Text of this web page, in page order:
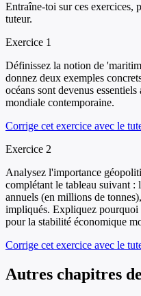
Entraîne-toi sur ces exercices,
tuteur.
Exercice 1
Définissez la notion de
donnez deux exemples
océans sont devenus
mondiale contemporaine.
Corrige cet exercice avec le
Exercice 2
Analysez l'importance
complétant le tableau suivant
annuels (en millions de
impliqués. Expliquez pourquoi
pour la stabilité économique
Corrige cet exercice avec le
Autres chapitres de